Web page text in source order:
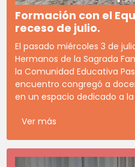
Formación con el
receso de julio.
El pasado miércoles 3 de
Hermanos de la Sagrada
la Comunidad Educativa
encuentro congregó a
en un espacio dedicado a
Ver más